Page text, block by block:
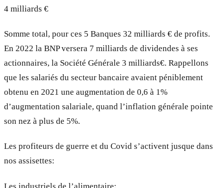
4 milliards €
Somme total, pour ces 5 Banques 32 milliards € de profits.
En 2022 la BNP versera 7 milliards de dividendes à ses
actionnaires, la Société Générale 3 milliards€. Rappellons
que les salariés du secteur bancaire avaient péniblement
obtenu en 2021 une augmentation de 0,6 à 1%
d’augmentation salariale, quand l’inflation générale pointe
son nez à plus de 5%.
Les profiteurs de guerre et du Covid s’activent jusque dans
nos assisettes: